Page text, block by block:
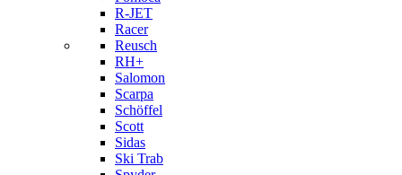
R-JET
Racer
Reusch
RH+
Salomon
Scarpa
Schöffel
Scott
Sidas
Ski Trab